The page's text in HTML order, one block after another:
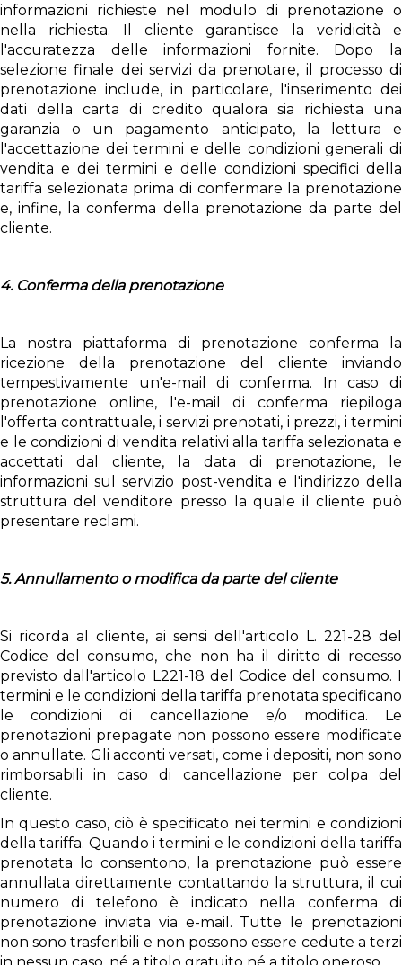
informazioni richieste nel modulo di prenotazione o
nella richiesta. Il cliente garantisce la veridicità e
l'accuratezza delle informazioni fornite. Dopo la
selezione finale dei servizi da prenotare, il processo di
prenotazione include, in particolare, l'inserimento dei
dati della carta di credito qualora sia richiesta una
garanzia o un pagamento anticipato, la lettura e
l'accettazione dei termini e delle condizioni generali di
vendita e dei termini e delle condizioni specifici della
tariffa selezionata prima di confermare la prenotazione
e, infine, la conferma della prenotazione da parte del
cliente.
4. Conferma della prenotazione
La nostra piattaforma di prenotazione conferma la
ricezione della prenotazione del cliente inviando
tempestivamente un'e-mail di conferma. In caso di
prenotazione online, l'e-mail di conferma riepiloga
l'offerta contrattuale, i servizi prenotati, i prezzi, i termini
e le condizioni di vendita relativi alla tariffa selezionata e
accettati dal cliente, la data di prenotazione, le
informazioni sul servizio post-vendita e l'indirizzo della
struttura del venditore presso la quale il cliente può
presentare reclami.
5. Annullamento o modifica da parte del cliente
Si ricorda al cliente, ai sensi dell'articolo L. 221-28 del
Codice del consumo, che non ha il diritto di recesso
previsto dall'articolo L221-18 del Codice del consumo. I
termini e le condizioni della tariffa prenotata specificano
le condizioni di cancellazione e/o modifica. Le
prenotazioni prepagate non possono essere modificate
o annullate. Gli acconti versati, come i depositi, non sono
rimborsabili in caso di cancellazione per colpa del
cliente.
In questo caso, ciò è specificato nei termini e condizioni
della tariffa. Quando i termini e le condizioni della tariffa
prenotata lo consentono, la prenotazione può essere
annullata direttamente contattando la struttura, il cui
numero di telefono è indicato nella conferma di
prenotazione inviata via e-mail. Tutte le prenotazioni
non sono trasferibili e non possono essere cedute a terzi